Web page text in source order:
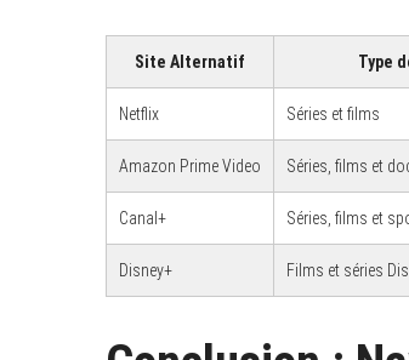
Site Alternatif Type
Netflix Séries et films
Amazon Prime Video Séries, films et
Canal+ Séries, films et
Disney+ Films et séries